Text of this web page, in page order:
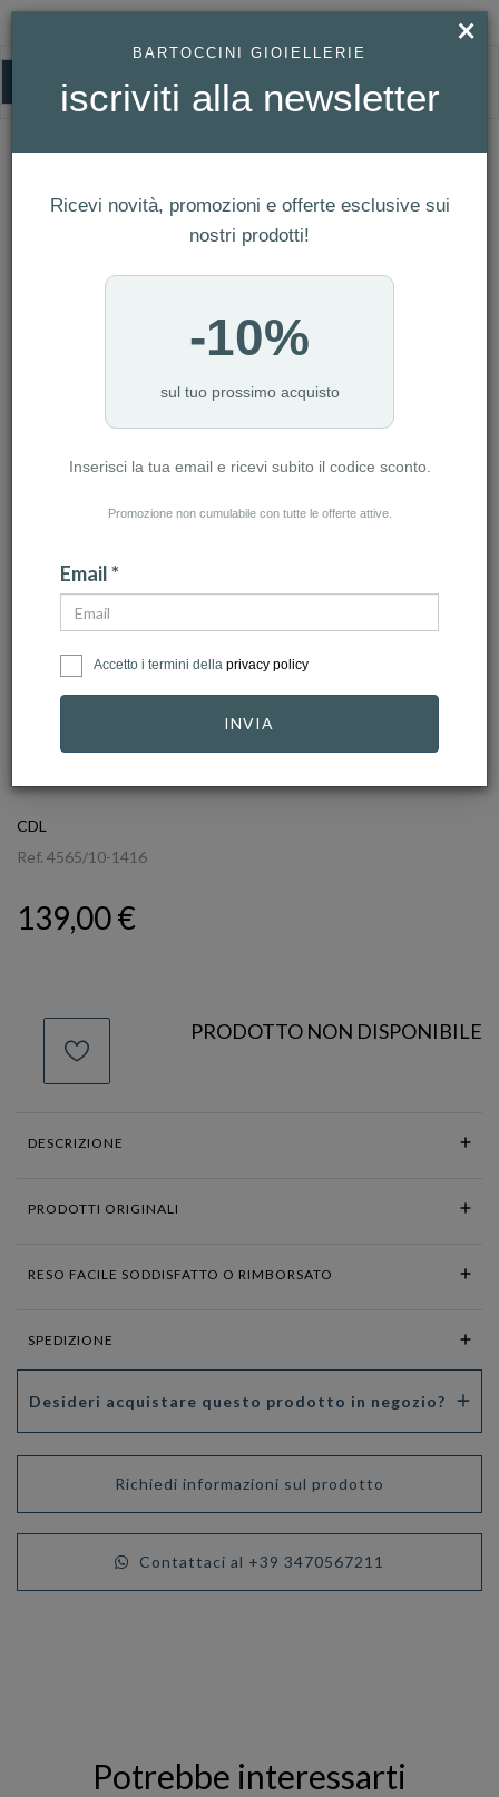
HOMEPAGE
COEUR DE LION - COLLANA MINI CUBES ORO-BIANCO REF. 4565/10-
Coeur De Lion - Collana Mini Cubes
oro-bianco Ref. 4565/10-1416
click to zoom
CDL
Ref. 4565/10-1416
139,00 €
PRODOTTO NON DISPONIBILE
DESCRIZIONE
PRODOTTI ORIGINALI
RESO FACILE SODDISFATTO O RIMBORSATO
SPEDIZIONE
Desideri acquistare questo prodotto in negozio?
Richiedi informazioni sul prodotto
Contattaci al +39 3470567211
Potrebbe interessarti
×
BARTOCCINI GIOIELLERIE
iscriviti alla newsletter
Ricevi novità, promozioni e offerte esclusive sui
nostri prodotti!
-10%
sul tuo prossimo acquisto
Inserisci la tua email e ricevi subito il codice sconto.
Promozione non cumulabile con tutte le offerte attive.
Email *
Accetto i termini della privacy policy
INVIA